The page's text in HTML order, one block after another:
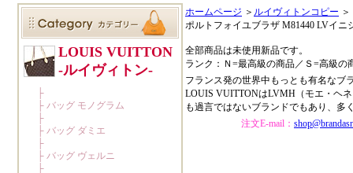
ホームページ ＞ ルイヴィトンコピー ＞
ポルトフォイユブラザ M81440 LVイ
全部商品は未使用新品です。
ランク：Ｎ=最高級の商品／Ｓ=高級の
フランス発の世界中もっとも有名なブ
LOUIS VUITTONはLVMH（モエ・ヘ
も過言ではないブランドでもあり、多
注文E-mail：